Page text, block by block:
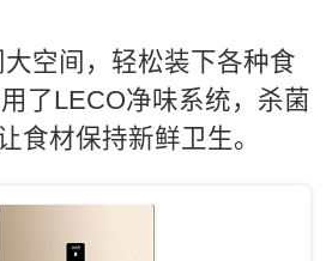
空间，轻松装下各种食
了LECO净味系统，杀菌
食材保持新鲜卫生。